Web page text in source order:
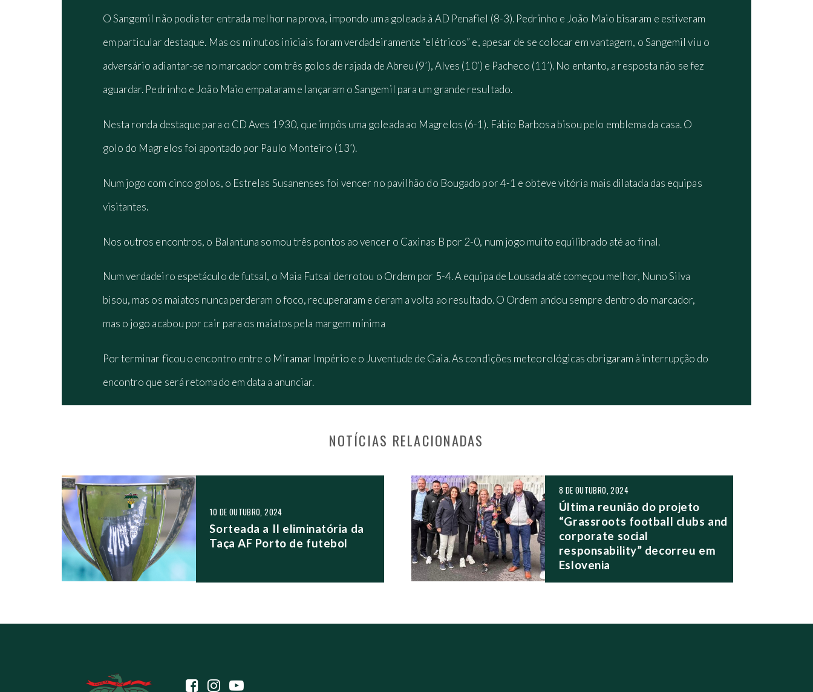
O Sangemil não podia ter entrada melhor na prova, impondo uma goleada à AD Penafiel (8-3). Pedrinho e João Maio bisaram e estiveram
em particular destaque. Mas os minutos iniciais foram verdadeiramente “elétricos” e, apesar de se colocar em vantagem, o Sangemil viu o
adversário adiantar-se no marcador com três golos de rajada de Abreu (9’), Alves (10’) e Pacheco (11’). No entanto, a resposta não se fez
aguardar. Pedrinho e João Maio empataram e lançaram o Sangemil para um grande resultado.
Nesta ronda destaque para o CD Aves 1930, que impôs uma goleada ao Magrelos (6-1). Fábio Barbosa bisou pelo emblema da casa. O
golo do Magrelos foi apontado por Paulo Monteiro (13’).
Num jogo com cinco golos, o Estrelas Susanenses foi vencer no pavilhão do Bougado por 4-1 e obteve vitória mais dilatada das equipas
visitantes.
Nos outros encontros, o Balantuna somou três pontos ao vencer o Caxinas B por 2-0, num jogo muito equilibrado até ao final.
Num verdadeiro espetáculo de futsal, o Maia Futsal derrotou o Ordem por 5-4. A equipa de Lousada até começou melhor, Nuno Silva
bisou, mas os maiatos nunca perderam o foco, recuperaram e deram a volta ao resultado. O Ordem andou sempre dentro do marcador,
mas o jogo acabou por cair para os maiatos pela margem mínima
Por terminar ficou o encontro entre o Miramar Império e o Juventude de Gaia. As condições meteorológicas obrigaram à interrupção do
encontro que será retomado em data a anunciar.
NOTÍCIAS RELACIONADAS
NAVEGAÇÃO NOS POSTS
10 DE OUTUBRO, 2024
Sorteada a II eliminatória da
Taça AF Porto de futebol
8 DE OUTUBRO, 2024
Última reunião do projeto
“Grassroots football clubs and
corporate social
responsability” decorreu em
Eslovenia